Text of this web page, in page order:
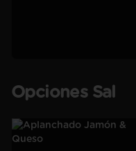
Opciones Sal